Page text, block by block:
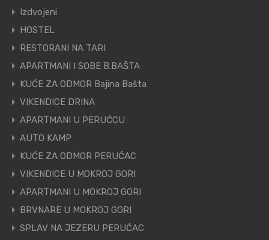
Izdvojeni
HOSTEL
RESTORANI NA TARI
APARTMANI I SOBE B.BAŠTA
KUĆE ZA ODMOR Bajina Bašta
VIKENDICE DRINA
APARTMANI U PERUĆCU
AUTO KAMP
KUĆE ZA ODMOR PERUĆAC
VIKENDICE U MOKROJ GORI
APARTMANI U MOKROJ GORI
BRVNARE U MOKROJ GORI
SPLAV NA JEZERU PERUĆAC